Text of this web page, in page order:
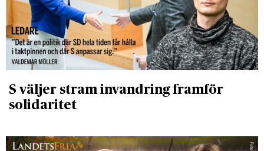
S väljer stram invandring framför
solidaritet